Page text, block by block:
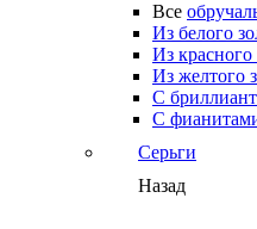
Все
Из белого
Из красного
Из желтого
С
С
Серьги
Назад